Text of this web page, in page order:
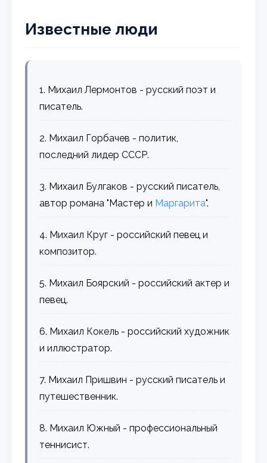
Известные люди
1. Михаил Лермонтов - русский поэт и
писатель.
2. Михаил Горбачев - политик,
последний лидер СССР.
3. Михаил Булгаков - русский писатель,
автор романа "Мастер и Маргарита".
4. Михаил Круг - российский певец и
композитор.
5. Михаил Боярский - российский актер и
певец.
6. Михаил Кокель - российский художник
и иллюстратор.
7. Михаил Пришвин - русский писатель и
путешественник.
8. Михаил Южный - профессиональный
теннисист.